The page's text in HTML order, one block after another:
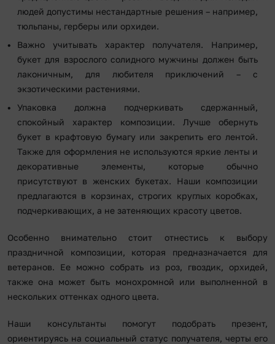
людей допустимы нестандартные решения – например,
тюльпаны, герберы или орхидеи.
Важно учитывать характер получателя. Например,
букет для взрослого солидного мужчины должен быть
лаконичным, для любителя приключений – с
экзотическими растениями.
Упаковка должна подчеркивать сдержанный,
спокойный характер композиции. Лучше обернуть
букет в крафтовую бумагу или закрепить его лентой.
Также для оформления не используются яркие ленты и
декоративные элементы, которые обычно
присутствуют в женских букетах. Наши композиции
предлагаются в корзинах, строгих круглых коробках,
подчеркивающих, а не затеняющих красоту цветов.
Особенно внимательно стоит отнестись к выбору
праздничной композиции, которая предназначается для
ветеранов. Ее можно собрать из роз, гвоздик, орхидей,
также она может быть монохромной или выполненной в
нескольких оттенках одного цвета.
Наши консультанты помогут подобрать презент,
ориентируясь на социальный статус получателя, черты его